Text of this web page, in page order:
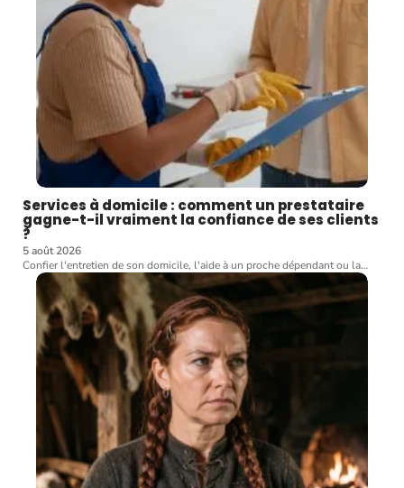
Services à domicile : comment un prestataire
gagne-t-il vraiment la confiance de ses clients
?
5 août 2026
Confier l'entretien de son domicile, l'aide à un proche dépendant ou la…